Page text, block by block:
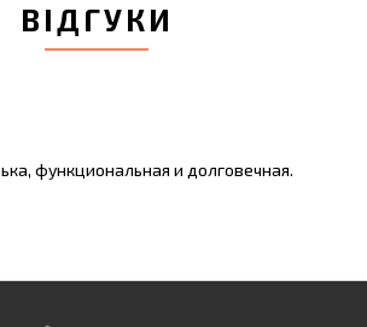
ВІДГУКИ
функциональная и долговечная.